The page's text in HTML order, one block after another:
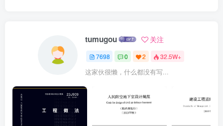
tumugou 关注
7698 0 2 32.5W+
这家伙很懒，什么都没有写...